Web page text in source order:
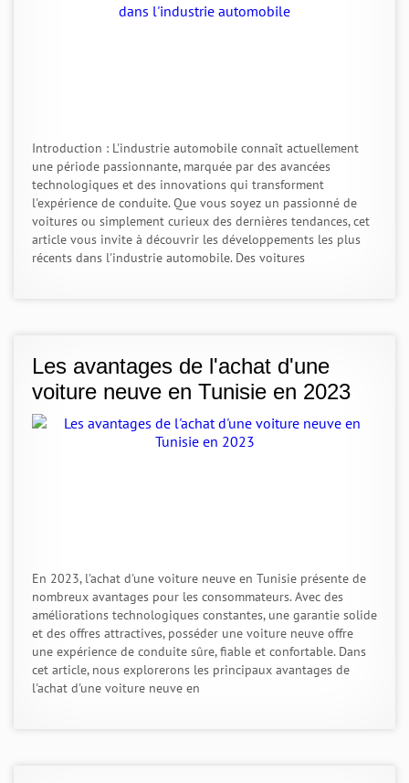
Introduction : L'industrie automobile connaît actuellement
une période passionnante, marquée par des avancées
technologiques et des innovations qui transforment
l'expérience de conduite. Que vous soyez un passionné de
voitures ou simplement curieux des dernières tendances, cet
article vous invite à découvrir les développements les plus
récents dans l'industrie automobile. Des voitures
Les avantages de l'achat d'une
voiture neuve en Tunisie en 2023
En 2023, l'achat d'une voiture neuve en Tunisie présente de
nombreux avantages pour les consommateurs. Avec des
améliorations technologiques constantes, une garantie solide
et des offres attractives, posséder une voiture neuve offre
une expérience de conduite sûre, fiable et confortable. Dans
cet article, nous explorerons les principaux avantages de
l'achat d'une voiture neuve en